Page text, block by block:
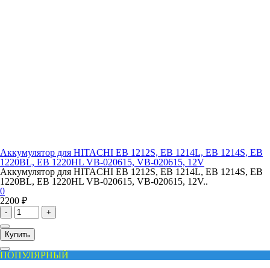
Аккумулятор для HITACHI EB 1212S, EB 1214L, EB 1214S, EB
1220BL, EB 1220HL VB-020615, VB-020615, 12V
Аккумулятор для HITACHI EB 1212S, EB 1214L, EB 1214S, EB
1220BL, EB 1220HL VB-020615, VB-020615, 12V..
0
2200 ₽
- +
Купить
ПОПУЛЯРНЫЙ